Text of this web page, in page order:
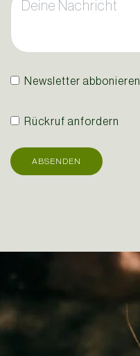
Newsletter abbonieren.
Rückruf anfordern
ABSENDEN